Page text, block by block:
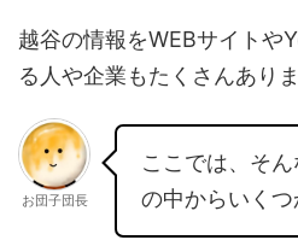
越谷の情報をWEBサイトや
る人や企業もたくさんありま
お団子団長
ここでは、そ
の中からいくつ